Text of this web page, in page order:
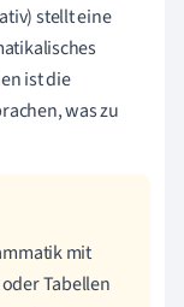
stellt eine
ist die
was zu
mit
Tabellen